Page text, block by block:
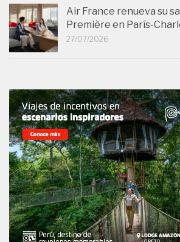
Air France renueva su
Première en París-
27/07/2026